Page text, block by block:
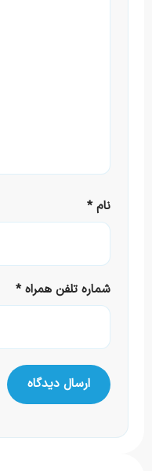
نام*
شماره تلفن همراه*